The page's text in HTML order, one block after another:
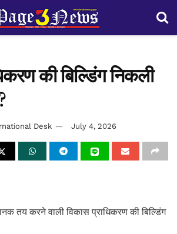
की बिल्डिंग निकली
Desk July 4, 2026
तय करने वाली विकास प्राधिकरण की बिल्डिंग